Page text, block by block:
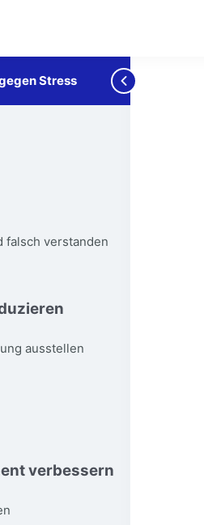
Stress
falsch verstanden
ausstellen
verbessern